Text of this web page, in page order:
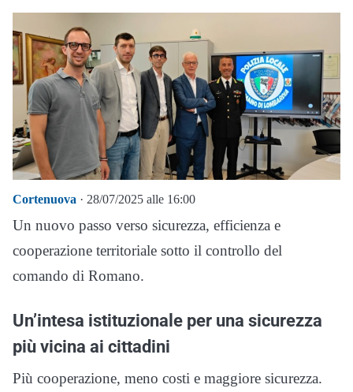
Cortenuova · 28/07/2025 alle 16:00
Un nuovo passo verso sicurezza, efficienza e
cooperazione territoriale sotto il controllo del
comando di Romano.
Un’intesa istituzionale per una sicurezza
più vicina ai cittadini
Più cooperazione, meno costi e maggiore sicurezza.